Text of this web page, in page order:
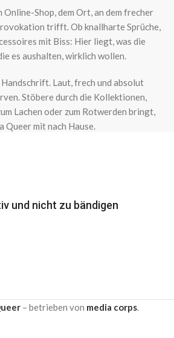
Online-Shop, dem Ort, an dem frecher
trifft. Ob knallharte Sprüche,
mit Biss: Hier liegt, was die
es aushalten, wirklich wollen.
Laut, frech und absolut
Stöbere durch die Kollektionen,
Lachen oder zum Rotwerden bringt,
Queer mit nach Hause.
und nicht zu bändigen
– betrieben von media corps.